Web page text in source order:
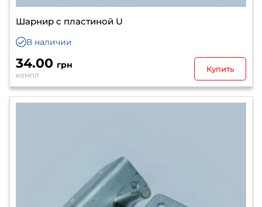
Шарнир с пластиной U
В наличии
34.00 грн
компл
Купить